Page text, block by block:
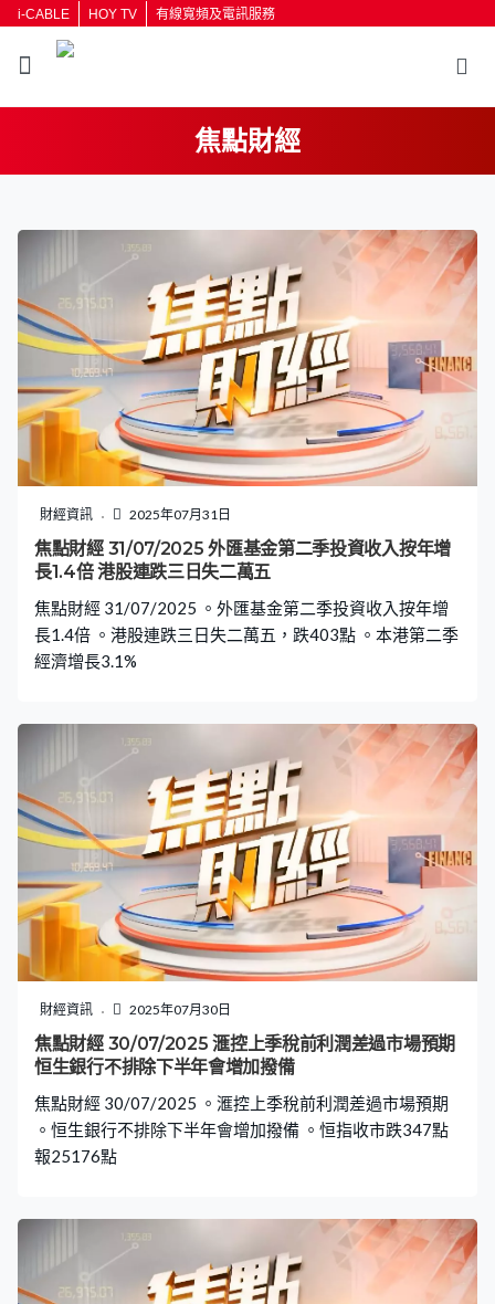
i-CABLE HOY TV 有線寬頻及電訊服務
焦點財經
財經資訊 2025年07月31日
焦點財經 31/07/2025 外匯基金第二季投資收入按年增
長1.4倍 港股連跌三日失二萬五
焦點財經 31/07/2025 。外匯基金第二季投資收入按年增
長1.4倍 。港股連跌三日失二萬五，跌403點 。本港第二季
經濟增長3.1%
財經資訊 2025年07月30日
焦點財經 30/07/2025 滙控上季稅前利潤差過市場預期
恒生銀行不排除下半年會增加撥備
焦點財經 30/07/2025 。滙控上季稅前利潤差過市場預期
。恒生銀行不排除下半年會增加撥備 。恒指收市跌347點
報25176點